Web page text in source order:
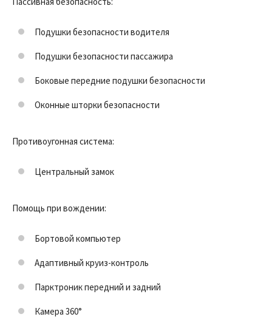
Подушки безопасности водителя
Подушки безопасности пассажира
Боковые передние подушки безопасности
Оконные шторки безопасности
Противоугонная система:
Центральный замок
Помощь при вождении:
Бортовой компьютер
Адаптивный круиз-контроль
Парктроник передний и задний
Камера 360°